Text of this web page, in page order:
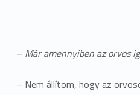
– Már amennyiben az orvos
– Nem állítom, hogy az